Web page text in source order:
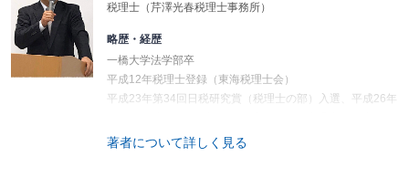
税理士（芹澤光春税理士事務所）
略歴・経歴
一橋大学法学部卒
平成12年税理士登録（東海税理士会）
平成23年第34回日税研究賞（税理士の部）入選、平成26年
～令和3年東海税理士会税務研究所副所長。
著者について詳しく見る